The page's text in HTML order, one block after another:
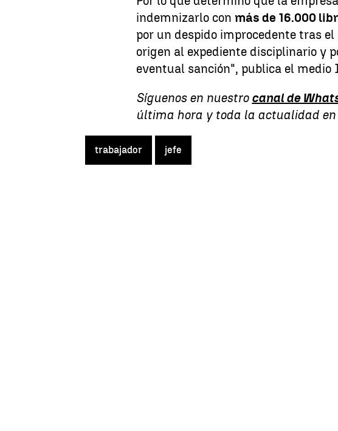
indemnizarlo conmás de 16.000
por un despido improcedente tras
origen al expediente disciplinario y
eventual sanción", publica el medio
Síguenos en nuestro canal de
última hora y toda la actualidad
trabajador jefe